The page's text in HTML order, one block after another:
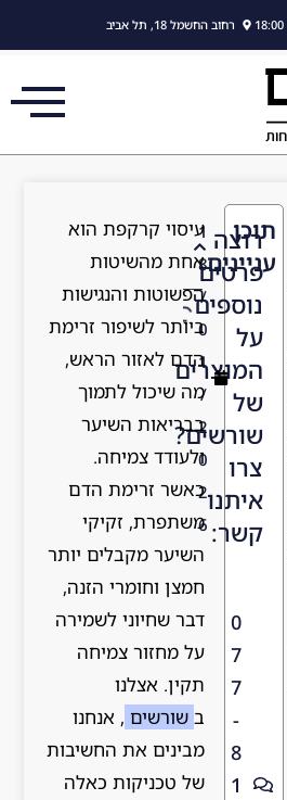
רחוב החשמל 18, תל אביב
רוצה
פרטים
נוספים
על
המוצרים
של
שורשים?
צרו
איתנו
קשר:
0
7
7
-
8
1
1
8
/
0
1
/
2
0
2
6
תוכן
עניינים
עיסוי קרקפת הוא
אחת מהשיטות
הפשוטות והנגישות
ביותר לשיפור זרימת
הדם לאזור הראש,
מה שיכול לתמוך
בבריאות השיער
ולעודד צמיחה.
כאשר זרימת הדם
משתפרת, זקיקי
השיער מקבלים יותר
חמצן וחומרי הזנה,
דבר שחיוני לשמירה
על מחזור צמיחה
תקין. אצלנו
ב שורשים , אנחנו
מבינים את החשיבות
של טכניקות כאלה